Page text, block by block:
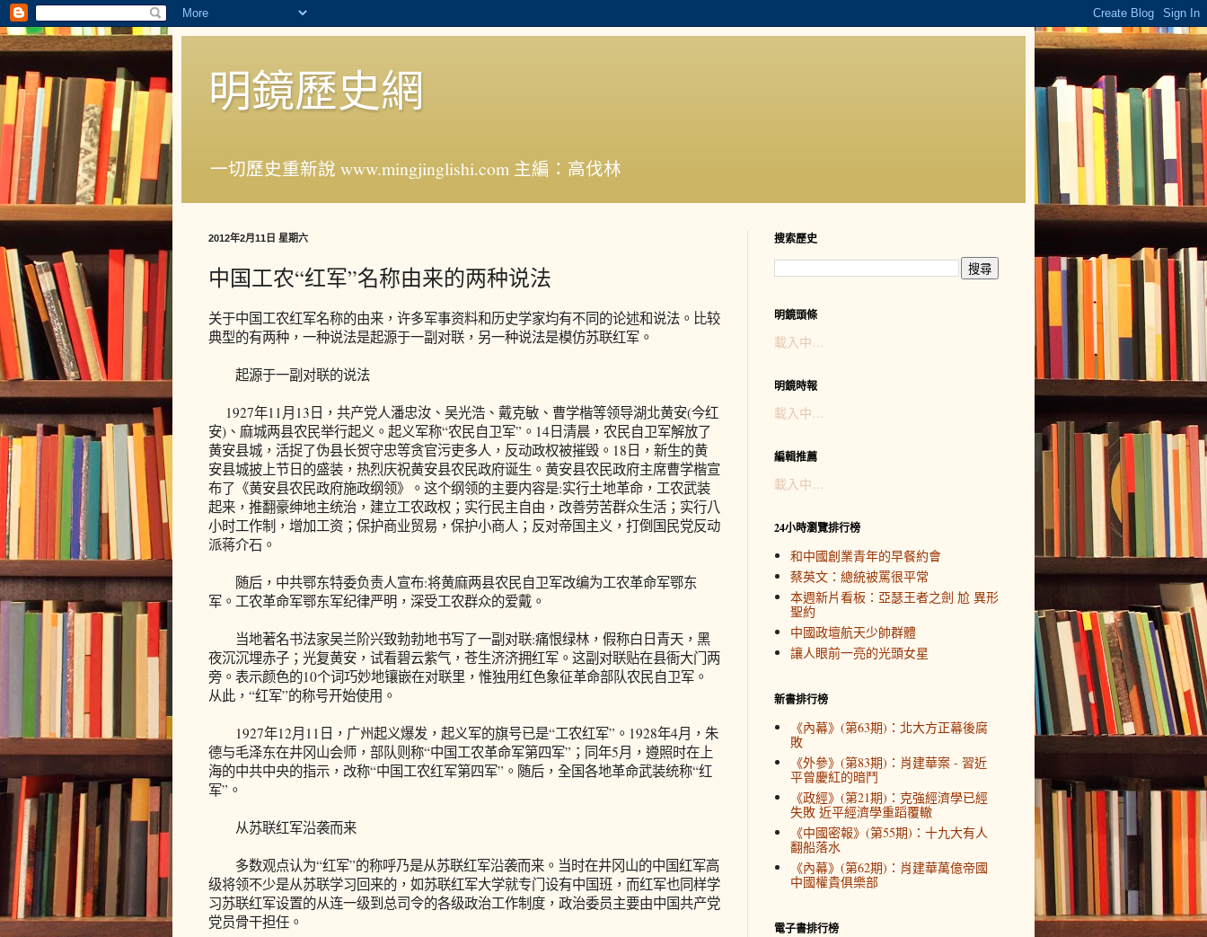
明鏡歷史網
一切歷史重新說 www.mingjinglishi.com 主編：高伐林
2012年2月11日 星期六
中国工农“红军”名称由来的两种说法
关于中国工农红军名称的由来，许多军事资料和历史学家均有不同的论述和说法。比较
典型的有两种，一种说法是起源于一副对联，另一种说法是模仿苏联红军。
起源于一副对联的说法
1927年11月13日，共产党人潘忠汝、吴光浩、戴克敏、曹学楷等领导湖北黄安(今红
安)、麻城两县农民举行起义。起义军称“农民自卫军”。14日清晨，农民自卫军解放了
黄安县城，活捉了伪县长贺守忠等贪官污吏多人，反动政权被摧毁。18日，新生的黄
安县城披上节日的盛装，热烈庆祝黄安县农民政府诞生。黄安县农民政府主席曹学楷宣
布了《黄安县农民政府施政纲领》。这个纲领的主要内容是:实行土地革命，工农武装
起来，推翻豪绅地主统治，建立工农政权；实行民主自由，改善劳苦群众生活；实行八
小时工作制，增加工资；保护商业贸易，保护小商人；反对帝国主义，打倒国民党反动
派蒋介石。
随后，中共鄂东特委负责人宣布:将黄麻两县农民自卫军改编为工农革命军鄂东
军。工农革命军鄂东军纪律严明，深受工农群众的爱戴。
当地著名书法家吴兰阶兴致勃勃地书写了一副对联:痛恨绿林，假称白日青天，黑
夜沉沉埋赤子；光复黄安，试看碧云紫气，苍生济济拥红军。这副对联贴在县衙大门两
旁。表示颜色的10个词巧妙地镶嵌在对联里，惟独用红色象征革命部队农民自卫军。
从此，“红军”的称号开始使用。
1927年12月11日，广州起义爆发，起义军的旗号已是“工农红军”。1928年4月，朱
德与毛泽东在井冈山会师，部队则称“中国工农革命军第四军”；同年5月，遵照时在上
海的中共中央的指示，改称“中国工农红军第四军”。随后，全国各地革命武装统称“红
军”。
从苏联红军沿袭而来
多数观点认为“红军”的称呼乃是从苏联红军沿袭而来。当时在井冈山的中国红军高
级将领不少是从苏联学习回来的，如苏联红军大学就专门设有中国班，而红军也同样学
习苏联红军设置的从连一级到总司令的各级政治工作制度，政治委员主要由中国共产党
党员骨干担任。
搜索歷史
明鏡頭條
載入中…
明鏡時報
載入中…
編輯推薦
載入中…
24小時瀏覽排行榜
和中國創業青年的早餐約會
蔡英文：總統被罵很平常
本週新片看板：亞瑟王者之劍 尬 異形
聖約
中國政壇航天少帥群體
讓人眼前一亮的光頭女星
新書排行榜
《內幕》(第63期)：北大方正幕後腐
敗
《外參》(第83期)：肖建華案 - 習近
平曾慶紅的暗鬥
《政經》(第21期)：克強經濟學已經
失敗 近平經濟學重蹈覆轍
《中國密報》(第55期)：十九大有人
翻船落水
《內幕》(第62期)：肖建華萬億帝國
中國權貴俱樂部
電子書排行榜